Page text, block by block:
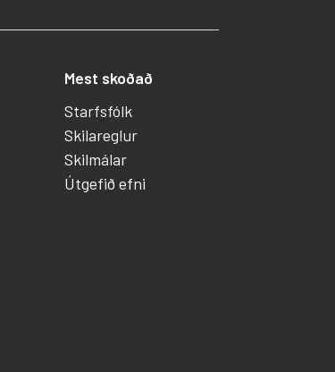
Mest skoðað
Starfsfólk
Skilareglur
Skilmálar
Útgefið efni